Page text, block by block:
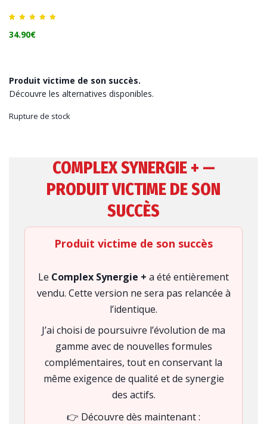
Noté5.00
sur 5
10
34.90€
Produit victime de son succès.
Découvre les alternatives disponibles.
Rupture de stock
COMPLEX SYNERGIE + —
PRODUIT VICTIME DE SON
SUCCÈS
Produit victime de son succès
Le Complex Synergie + a été entièrement
vendu. Cette version ne sera pas relancée à
l’identique.
J’ai choisi de poursuivre l’évolution de ma
gamme avec de nouvelles formules
complémentaires, tout en conservant la
même exigence de qualité et de synergie
des actifs.
👉 Découvre dès maintenant :